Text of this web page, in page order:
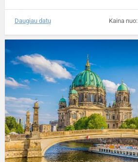
Kaina nuo:
Daugiau datų